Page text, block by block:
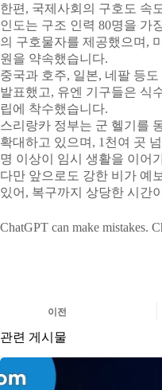
한편, 국제사회의 구호도 속
인도는 구조 인력 80명을 가
의 구호물자를 제공했으며,
원을 약속했습니다.
중국과 호주, 일본, 네팔 등
발표했고, 유엔 기구들은 식
립에 착수했습니다.
스리랑카 정부는 군 헬기를
확대하고 있으며, 1천여 곳
명 이상이 임시 생활을 이어
다만 앞으로도 강한 비가 예
있어, 복구까지 상당한 시간
ChatGPT can make mistakes.
이전
관련 게시물